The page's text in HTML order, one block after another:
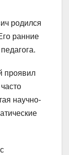
родился
ранние
проявил
научно-